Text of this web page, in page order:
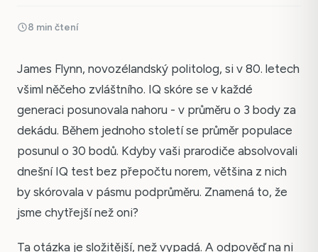
8 min čtení
James Flynn, novozélandský politolog, si v 80. letech
všiml něčeho zvláštního. IQ skóre se v každé
generaci posunovala nahoru - v průměru o 3 body za
dekádu. Během jednoho století se průměr populace
posunul o 30 bodů. Kdyby vaši prarodiče absolvovali
dnešní IQ test bez přepočtu norem, většina z nich
by skórovala v pásmu podprůměru. Znamená to, že
jsme chytřejší než oni?
Ta otázka je složitější, než vypadá. A odpověď na ni